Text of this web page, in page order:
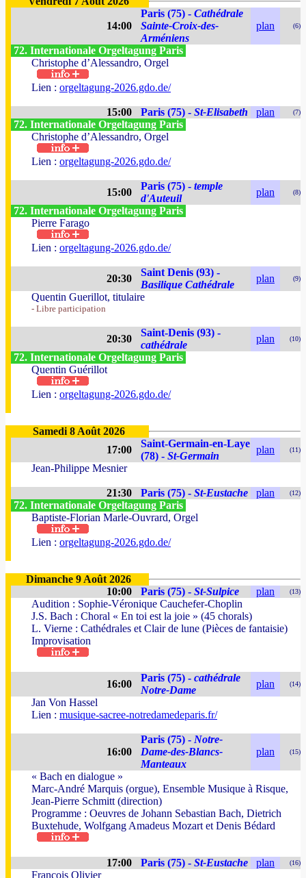
14:00
Paris (75) - Cathédrale
Sainte-Croix-des-
Arméniens
plan (6)
72. Internationale Orgeltagung Paris
Christophe d’Alessandro, Orgel
Lien : orgeltagung-2026.gdo.de/
15:00 Paris (75) - St-Elisabeth plan (7)
72. Internationale Orgeltagung Paris
Christophe d’Alessandro, Orgel
Lien : orgeltagung-2026.gdo.de/
15:00
Paris (75) - temple
d'Auteuil
plan (8)
72. Internationale Orgeltagung Paris
Pierre Farago
Lien : orgeltagung-2026.gdo.de/
20:30
Saint Denis (93) -
Basilique Cathédrale
plan (9)
Quentin Guerillot, titulaire
- Libre participation
20:30
Saint-Denis (93) -
cathédrale
plan (10)
72. Internationale Orgeltagung Paris
Quentin Guérillot
Lien : orgeltagung-2026.gdo.de/
Samedi 8 Août 2026
17:00
Saint-Germain-en-Laye
(78) - St-Germain
plan (11)
Jean-Philippe Mesnier
21:30 Paris (75) - St-Eustache plan (12)
72. Internationale Orgeltagung Paris
Baptiste-Florian Marle-Ouvrard, Orgel
Lien : orgeltagung-2026.gdo.de/
Dimanche 9 Août 2026
10:00
Paris (75) - St-Sulpice plan (13)
Audition : Sophie-Véronique Cauchefer-Choplin
J.S. Bach : Choral « En toi est la joie » (45 chorals)
L. Vierne : Cathédrales et Clair de lune (Pièces de fantaisie)
Improvisation
16:00
Paris (75) - cathédrale
Notre-Dame
plan (14)
Jan Von Hassel
Lien : musique-sacree-notredamedeparis.fr/
16:00
Paris (75) - Notre-
Dame-des-Blancs-
Manteaux
plan (15)
« Bach en dialogue »
Marc-André Marquis (orgue), Ensemble Musique à Risque,
Jean-Pierre Schmitt (direction)
Programme : Oeuvres de Johann Sebastian Bach, Dietrich
Buxtehude, Wolfgang Amadeus Mozart et Denis Bédard
17:00 Paris (75) - St-Eustache plan (16)
François Olivier